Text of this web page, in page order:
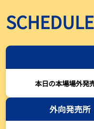
【常滑ボート・ルーキーＳ
優勝目指して頑張ります」
【とこなめボート・岩瀬仁
【ボートレース】荒木颯斗
初優勝したい」／常滑 - 日刊
2026年08月03日
SCHEDULE
本日の本場場外発
外向発売所